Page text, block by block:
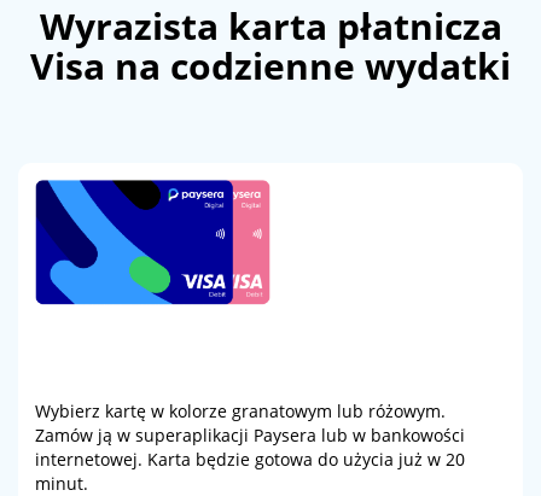
Wyrazista karta płatnicza
Visa na codzienne wydatki
Wybierz kartę w kolorze granatowym lub różowym.
Zamów ją w superaplikacji Paysera lub w bankowości
internetowej. Karta będzie gotowa do użycia już w 20
minut.